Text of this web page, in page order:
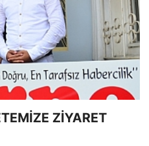
ZİYARET